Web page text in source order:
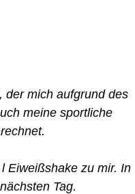
der mich aufgrund des
meine sportliche
Eiweißshake zu mir. In
Tag.